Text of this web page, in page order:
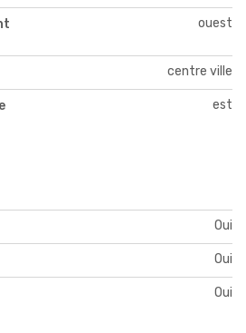
ouest
centre ville
est
Oui
Oui
Oui